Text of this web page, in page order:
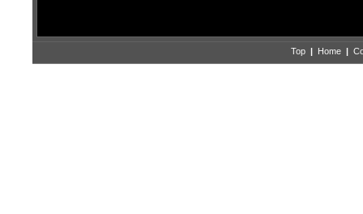
Top | Home |